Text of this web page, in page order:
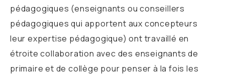
pédagogiques (enseignants ou conseillers
pédagogiques qui apportent aux concepteurs
leur expertise pédagogique) ont travaillé en
étroite collaboration avec des enseignants de
primaire et de collège pour penser à la fois les